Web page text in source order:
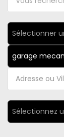
Sélectionner
garage
Sélectionnez